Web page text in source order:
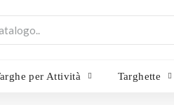
per Attività Targhette